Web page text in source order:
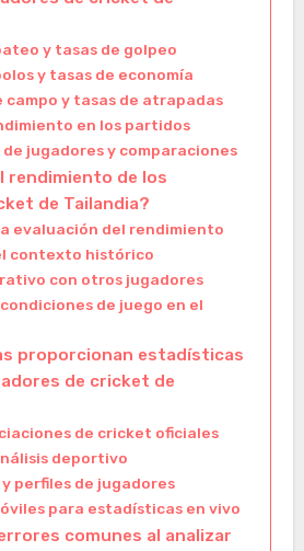
y tasas de golpeo
y tasas de economía
campo y tasas de atrapadas
en los partidos
jugadores y comparaciones
rendimiento de los
de Tailandia?
evaluación del rendimiento
contexto histórico
con otros jugadores
de juego en el
proporcionan estadísticas
de cricket de
de cricket oficiales
deportivo
perfiles de jugadores
para estadísticas en vivo
comunes al analizar